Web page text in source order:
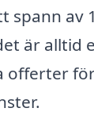
spann av
är alltid
offerter